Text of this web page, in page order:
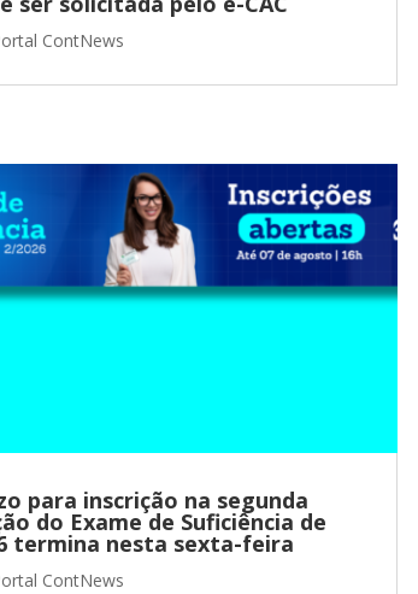
ContNews
para inscrição na segunda
do Exame de Suficiência de
termina nesta sexta-feira
ContNews